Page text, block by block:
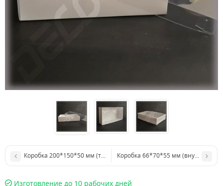
Коробка 200*150*50 мм (трапеция, с прозрачной крышкой внутрь)
Коробка 66*70*55 мм
Изготовление до 10 рабочих дней